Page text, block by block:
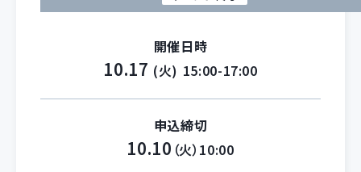
開催日時
10.17 (火) 15:00-17:00
申込締切
10.10 （火）10:00